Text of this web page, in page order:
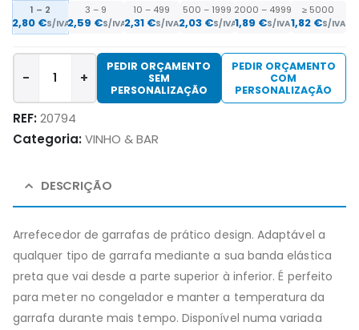
1 – 2
2,80 €S/IVA
3 – 9
2,59 €S/IVA
10 – 499
2,31 €S/IVA
500 – 1999
2,03 €S/IVA
2000 – 4999
1,89 €S/IVA
≥ 5000
1,82 €S/IVA
- +
PEDIR ORÇAMENTO
SEM
PERSONALIZAÇÃO
PEDIR ORÇAMENTO
COM
PERSONALIZAÇÃO
REF:20794
Categoria:VINHO & BAR
DESCRIÇÃO
Arrefecedor de garrafas de prático design. Adaptável a
qualquer tipo de garrafa mediante a sua banda elástica
preta que vai desde a parte superior à inferior. É perfeito
para meter no congelador e manter a temperatura da
garrafa durante mais tempo. Disponível numa variada